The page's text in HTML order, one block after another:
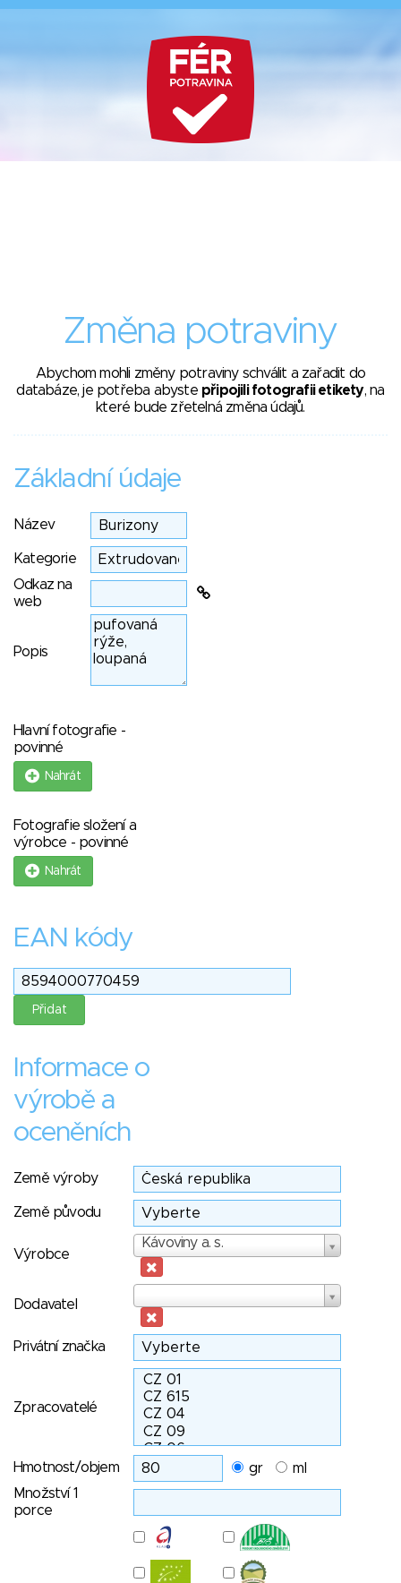
Změna potraviny
Abychom mohli změny potraviny schválit a zařadit do
databáze, je potřeba abyste připojili fotografii etikety, na
které bude zřetelná změna údajů.
Základní údaje
Název
Kategorie
Odkaz na
web
Popis
Hlavní fotografie -
povinné
Nahrát
Fotografie složení a
výrobce - povinné
Nahrát
EAN kódy
Informace o
výrobě a
oceněních
Země výroby
Země původu
Výrobce
Kávoviny a. s.
Výrobce
Dodavatel
Privátní značka
Zpracovatelé
Hmotnost/objem gr
ml
Množství 1
porce